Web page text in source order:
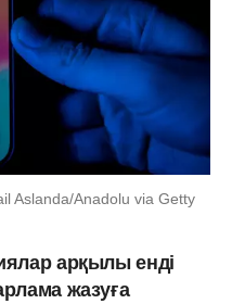
Aslanda/Anadolu via Getty
арқылы енді
жазуға